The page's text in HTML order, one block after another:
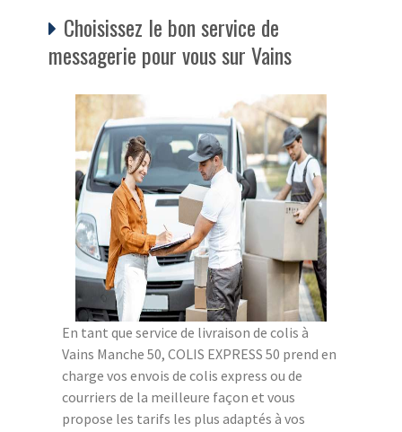
Choisissez le bon service de
messagerie pour vous sur Vains
En tant que service de livraison de colis à
Vains Manche 50, COLIS EXPRESS 50 prend en
charge vos envois de colis express ou de
courriers de la meilleure façon et vous
propose les tarifs les plus adaptés à vos